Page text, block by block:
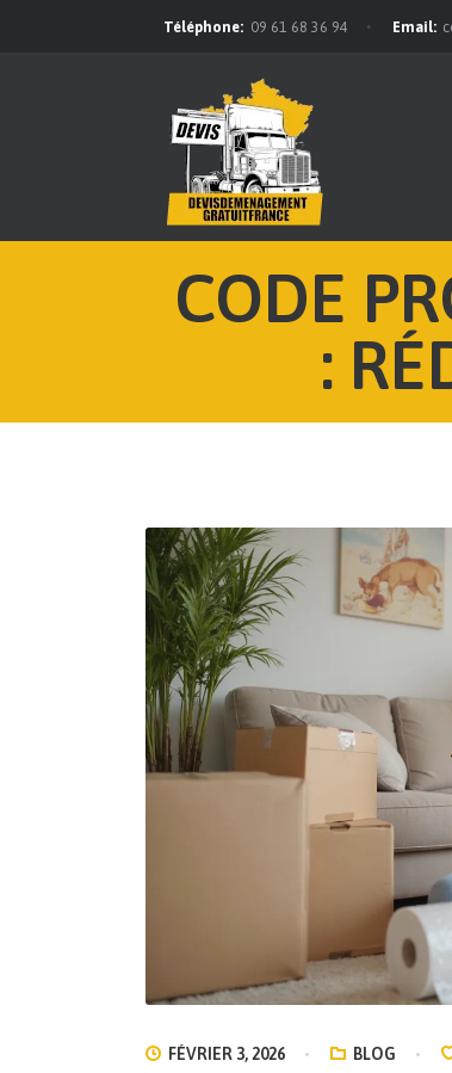
Téléphone: 09 61 68 36 94 Email:
CODE
:
FÉVRIER 3, 2026 BLOG